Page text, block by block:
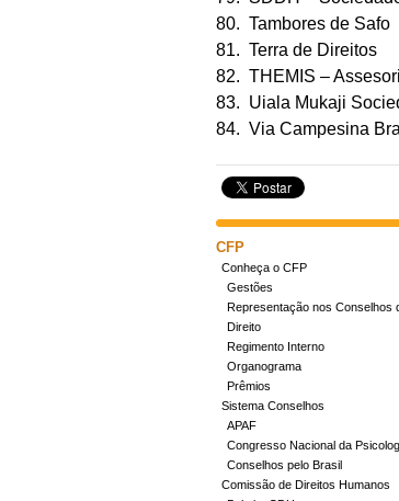
80. Tambores de Safo
81. Terra de Direitos
82. THEMIS –
83. Uiala Mukaji
84. Via Campesina
CFP
Conheça o CFP
Gestões
Representação nos Conselhos
Direito
Regimento Interno
Organograma
Prêmios
Sistema Conselhos
APAF
Congresso Nacional da
Conselhos pelo Brasil
Comissão de Direitos Humanos